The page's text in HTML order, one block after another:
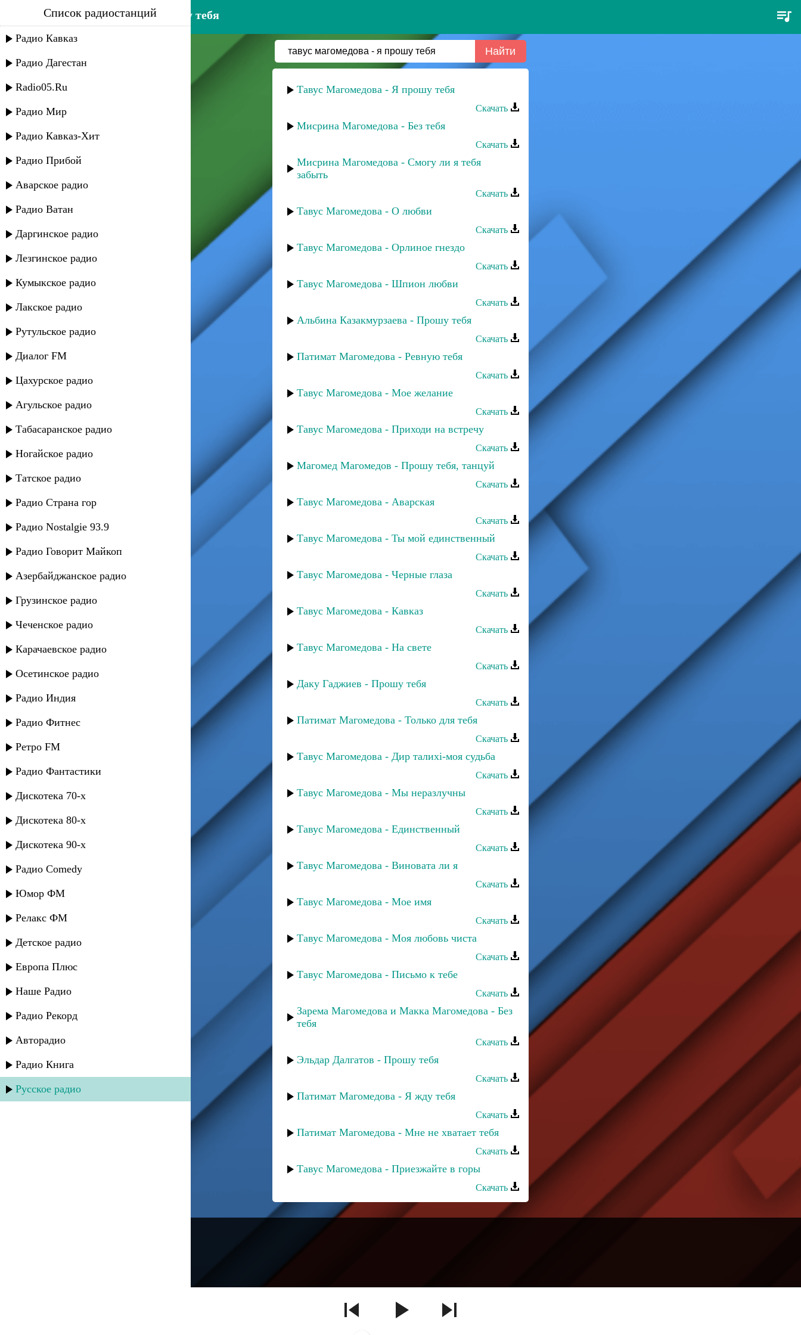
тавус магомедова - я прошу тебя
Список радиостанций
Радио Кавказ
Радио Дагестан
Radio05.Ru
Радио Мир
Радио Кавказ-Хит
Радио Прибой
Аварское радио
Радио Ватан
Даргинское радио
Лезгинское радио
Кумыкское радио
Лакское радио
Рутульское радио
Диалог FM
Цахурское радио
Агульское радио
Табасаранское радио
Ногайское радио
Татское радио
Радио Страна гор
Радио Nostalgie 93.9
Радио Говорит Майкоп
Азербайджанское радио
Грузинское радио
Чеченское радио
Карачаевское радио
Осетинское радио
Радио Индия
Радио Фитнес
Ретро FM
Радио Фантастики
Дискотека 70-х
Дискотека 80-х
Дискотека 90-х
Радио Comedy
Юмор ФМ
Релакс ФМ
Детское радио
Европа Плюс
Наше Радио
Радио Рекорд
Авторадио
Радио Книга
Русское радио
Тавус Магомедова - Я прошу тебя
Скачать
Мисрина Магомедова - Без тебя
Скачать
Мисрина Магомедова - Смогу ли я тебя
забыть
Скачать
Тавус Магомедова - О любви
Скачать
Тавус Магомедова - Орлиное гнездо
Скачать
Тавус Магомедова - Шпион любви
Скачать
Альбина Казакмурзаева - Прошу тебя
Скачать
Патимат Магомедова - Ревную тебя
Скачать
Тавус Магомедова - Мое желание
Скачать
Тавус Магомедова - Приходи на встречу
Скачать
Магомед Магомедов - Прошу тебя, танцуй
Скачать
Тавус Магомедова - Аварская
Скачать
Тавус Магомедова - Ты мой единственный
Скачать
Тавус Магомедова - Черные глаза
Скачать
Тавус Магомедова - Кавказ
Скачать
Тавус Магомедова - На свете
Скачать
Даку Гаджиев - Прошу тебя
Скачать
Патимат Магомедова - Только для тебя
Скачать
Тавус Магомедова - Дир талихi-моя судьба
Скачать
Тавус Магомедова - Мы неразлучны
Скачать
Тавус Магомедова - Единственный
Скачать
Тавус Магомедова - Виновата ли я
Скачать
Тавус Магомедова - Мое имя
Скачать
Тавус Магомедова - Моя любовь чиста
Скачать
Тавус Магомедова - Письмо к тебе
Скачать
Зарема Магомедова и Макка Магомедова - Без
тебя
Скачать
Эльдар Далгатов - Прошу тебя
Скачать
Патимат Магомедова - Я жду тебя
Скачать
Патимат Магомедова - Мне не хватает тебя
Скачать
Тавус Магомедова - Приезжайте в горы
Скачать